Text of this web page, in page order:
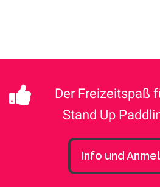
Der Freizeitspaß
Stand Up
Info und